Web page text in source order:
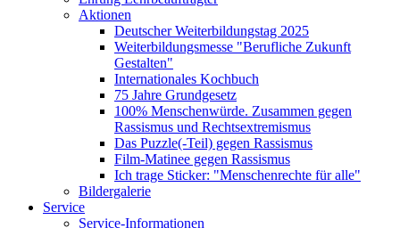
Aktionen
Deutscher Weiterbildungstag 2025
Weiterbildungsmesse "Berufliche Zukunft
Gestalten"
Internationales Kochbuch
75 Jahre Grundgesetz
100% Menschenwürde. Zusammen gegen
Rassismus und Rechtsextremismus
Das Puzzle(-Teil) gegen Rassismus
Film-Matinee gegen Rassismus
Ich trage Sticker: "Menschenrechte für alle"
Bildergalerie
Service
Service-Informationen